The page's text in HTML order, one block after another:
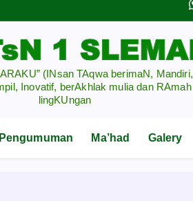
(INsan TAqwa berimaN, Mandiri,
Inovatif, berAkhlak mulia dan RAmah
lingKUngan
Pengumuman Ma’had Galery